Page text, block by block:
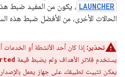
LAUNCHER ، يكون من المفيد ضبط
الحالات الأخرى، من الأفضل ضبط هذه
تحذير: إذا كان أحد الأنشطة أو
يستخدم فلاتر الأهداف ولم يضبط قيمة